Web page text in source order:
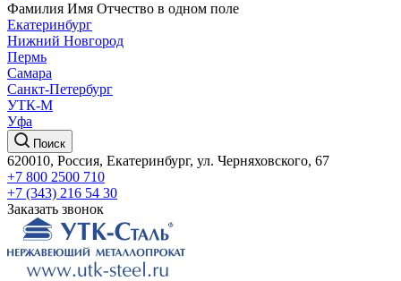
Фамилия Имя Отчество в одном поле
Екатеринбург
Нижний Новгород
Пермь
Самара
Санкт-Петербург
УТК-М
Уфа
Поиск
620010, Россия, Екатеринбург, ул. Черняховского, 67
+7 800 2500 710
+7 (343) 216 54 30
Заказать звонок